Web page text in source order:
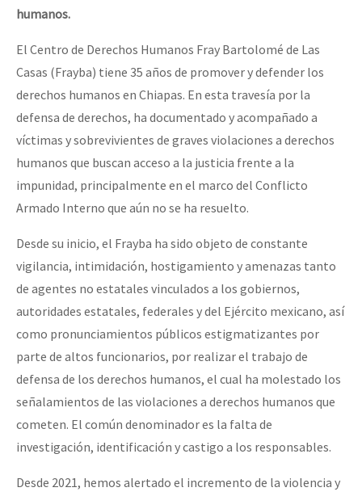
humanos.
El Centro de Derechos Humanos Fray Bartolomé de Las
Casas (Frayba) tiene 35 años de promover y defender los
derechos humanos en Chiapas. En esta travesía por la
defensa de derechos, ha documentado y acompañado a
víctimas y sobrevivientes de graves violaciones a derechos
humanos que buscan acceso a la justicia frente a la
impunidad, principalmente en el marco del Conflicto
Armado Interno que aún no se ha resuelto.
Desde su inicio, el Frayba ha sido objeto de constante
vigilancia, intimidación, hostigamiento y amenazas tanto
de agentes no estatales vinculados a los gobiernos,
autoridades estatales, federales y del Ejército mexicano, así
como pronunciamientos públicos estigmatizantes por
parte de altos funcionarios, por realizar el trabajo de
defensa de los derechos humanos, el cual ha molestado los
señalamientos de las violaciones a derechos humanos que
cometen. El común denominador es la falta de
investigación, identificación y castigo a los responsables.
Desde 2021, hemos alertado el incremento de la violencia y